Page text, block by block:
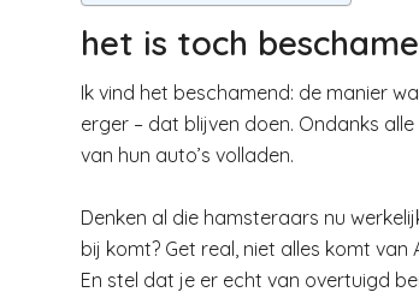
het is toch
Ik vind het beschamend: de manier
erger – dat blijven doen. Ondanks
van hun auto’s volladen.
Denken al die hamsteraars nu
bij komt? Get real, niet alles komt van
En stel dat je er echt van overtuigd